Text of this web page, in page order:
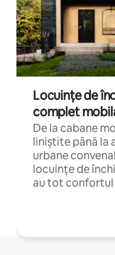
Locuințe de
complet
De la cabane
liniștite până la
urbane
locuințe de
au tot confortul